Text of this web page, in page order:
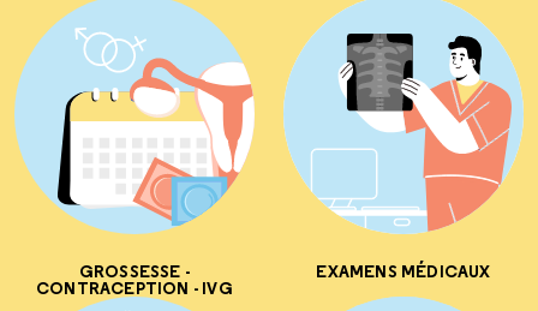
GROSSESSE -
CONTRACEPTION - IVG
EXAMENS MÉDICAUX